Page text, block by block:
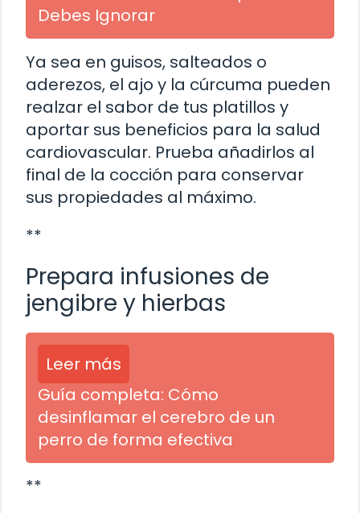
Debes Ignorar
Ya sea en guisos, salteados o
aderezos, el ajo y la cúrcuma pueden
realzar el sabor de tus platillos y
aportar sus beneficios para la salud
cardiovascular. Prueba añadirlos al
final de la cocción para conservar
sus propiedades al máximo.
**
Prepara infusiones de
jengibre y hierbas
Leer más
Guía completa: Cómo
desinflamar el cerebro de un
perro de forma efectiva
**